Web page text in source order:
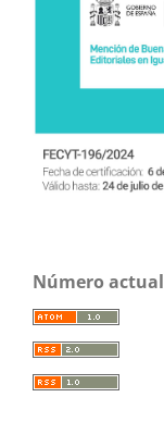
Número actual